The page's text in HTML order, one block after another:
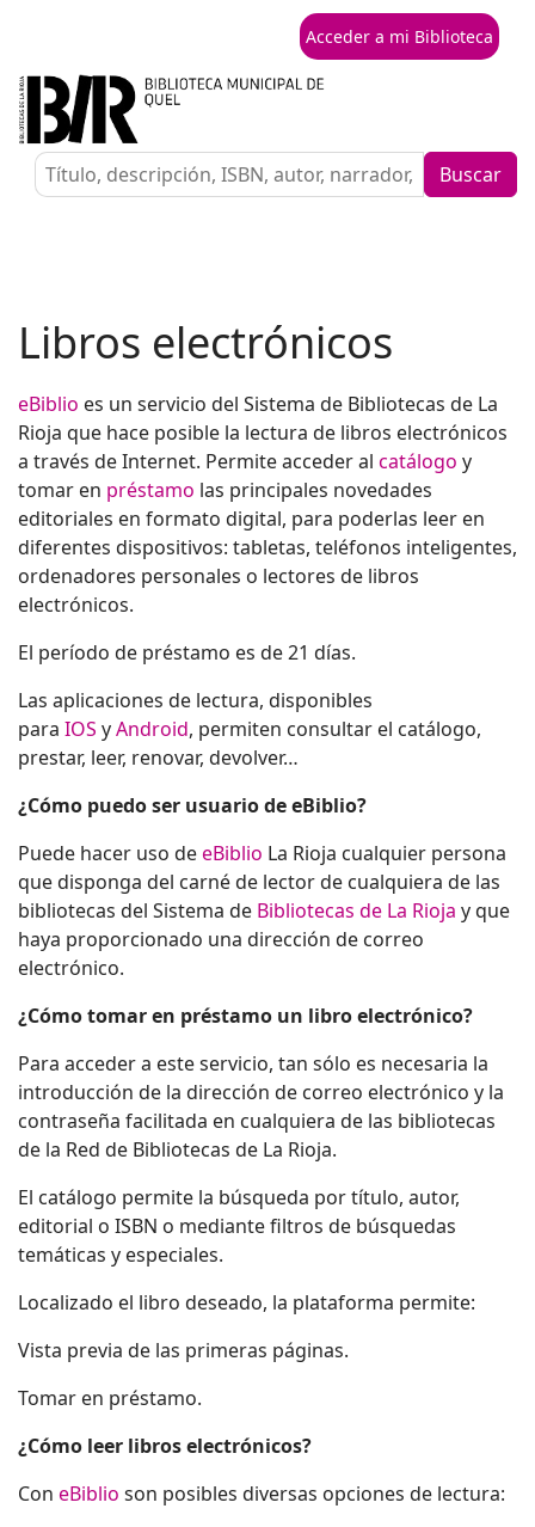
Acceder a mi Biblioteca
Buscar
Libros electrónicos
eBiblio es un servicio del Sistema de Bibliotecas de La
Rioja que hace posible la lectura de libros electrónicos
a través de Internet. Permite acceder al catálogo y
tomar en préstamo las principales novedades
editoriales en formato digital, para poderlas leer en
diferentes dispositivos: tabletas, teléfonos inteligentes,
ordenadores personales o lectores de libros
electrónicos.
El período de préstamo es de 21 días.
Las aplicaciones de lectura, disponibles
para IOS yAndroid, permiten consultar el catálogo,
prestar, leer, renovar, devolver…
¿Cómo puedo ser usuario de eBiblio?
Puede hacer uso deeBiblio La Rioja cualquier persona
que disponga del carné de lector de cualquiera de las
bibliotecas del Sistema de Bibliotecas de La Rioja y que
haya proporcionado una dirección de correo
electrónico.
¿Cómo tomar en préstamo un libro electrónico?
Para acceder a este servicio, tan sólo es necesaria la
introducción de la dirección de correo electrónico y la
contraseña facilitada en cualquiera de las bibliotecas
de la Red de Bibliotecas de La Rioja.
El catálogo permite la búsqueda por título, autor,
editorial o ISBN o mediante filtros de búsquedas
temáticas y especiales.
Localizado el libro deseado, la plataforma permite:
Vista previa de las primeras páginas.
Tomar en préstamo.
¿Cómo leer libros electrónicos?
Con eBiblio son posibles diversas opciones de lectura: